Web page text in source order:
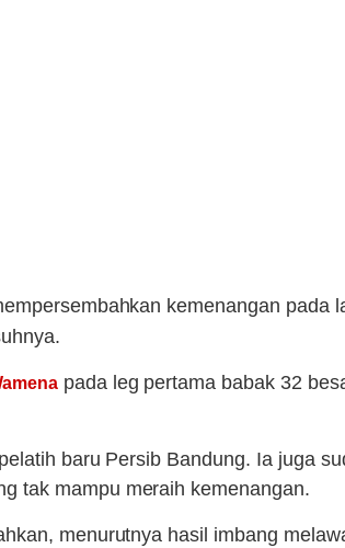
kemenangan pada
pada leg pertama babak 32
baru Persib Bandung. Ia juga
tak mampu meraih kemenangan.
menurutnya hasil imbang